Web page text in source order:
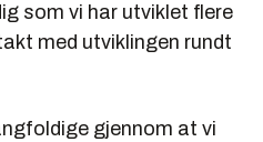
som vi har utviklet flere
med utviklingen rundt
gjennom at vi